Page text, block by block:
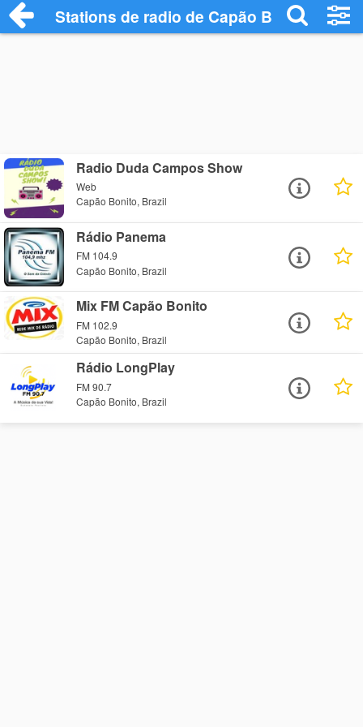
Stations de radio de Capão Bonito
Radio Duda Campos Show
Web
Capão Bonito, Brazil
Rádio Panema
FM 104.9
Capão Bonito, Brazil
Mix FM Capão Bonito
FM 102.9
Capão Bonito, Brazil
Rádio LongPlay
FM 90.7
Capão Bonito, Brazil